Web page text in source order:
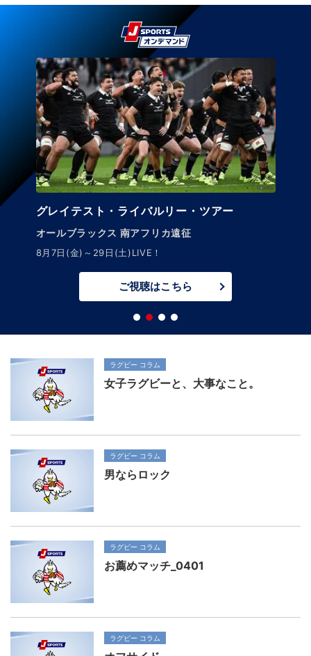
グレイテスト・ライバルリー・ツアー
オールブラックス 南アフリカ遠征
8月7日(金)～29日(土)LIVE！
ご視聴はこちら
ラグビー コラム
女子ラグビーと、大事なこと。
ラグビー コラム
男ならロック
ラグビー コラム
お薦めマッチ_0401
ラグビー コラム